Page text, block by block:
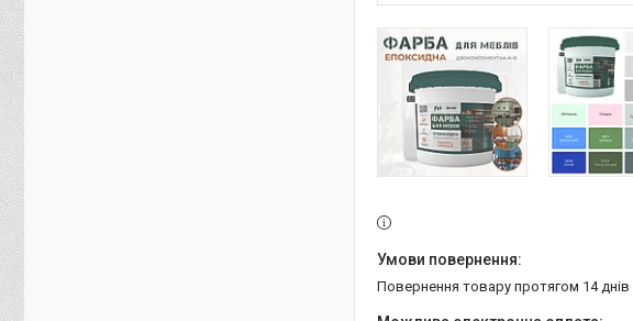
повернення товару протягом 14 днів